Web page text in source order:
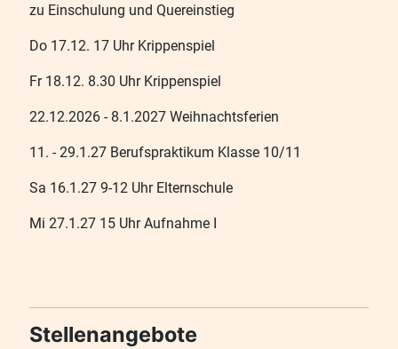
zu Einschulung und Quereinstieg
Do 17.12. 17 Uhr Krippenspiel
Fr 18.12. 8.30 Uhr Krippenspiel
22.12.2026 - 8.1.2027 Weihnachtsferien
11. - 29.1.27 Berufspraktikum Klasse 10/11
Sa 16.1.27 9-12 Uhr Elternschule
Mi 27.1.27 15 Uhr Aufnahme I
Stellenangebote